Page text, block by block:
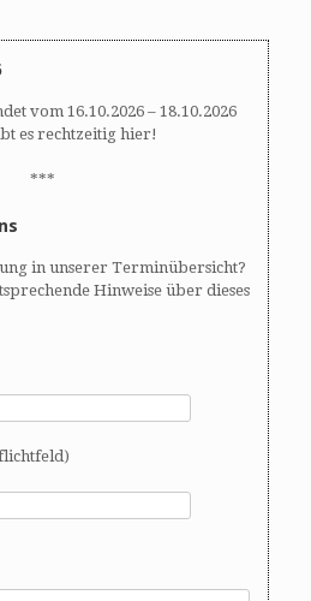
vom 16.10.2026 – 18.10.2026
es rechtzeitig hier!
***
in unserer Terminübersicht?
Hinweise über dieses